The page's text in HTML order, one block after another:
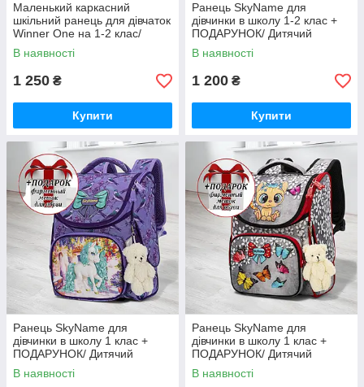
Маленький каркасний
шкільний ранець для дівчаток
Winner One на 1-2 клас/
Рожевий портфель з мишкою
для першокласників
В наявності
1 250 ₴
Купити
Ранець SkyName для
дівчинки в школу 1-2 клас +
ПОДАРУНОК/ Дитячий
портфель рожевий з котиком/
Шкільний каркасний рюкзак
В наявності
1 200 ₴
Купити
Ранець SkyName для
дівчинки в школу 1 клас +
ПОДАРУНОК/ Дитячий
портфель з єдинорогом
Шкільний каркасний рюкзак
В наявності
Ранець SkyName для
дівчинки в школу 1 клас +
ПОДАРУНОК/ Дитячий
портфель сірий з котиком/
Шкільний каркасний рюкзак
В наявності